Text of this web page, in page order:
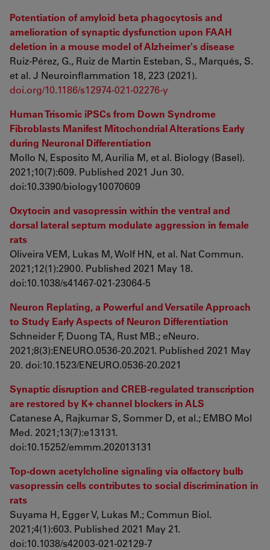
Potentiation of amyloid beta phagocytosis and
amelioration of synaptic dysfunction upon FAAH
deletion in a mouse model of Alzheimer's disease
Ruiz-Pérez, G., Ruiz de Martín Esteban, S., Marqués, S.
et al. J Neuroinflammation 18, 223 (2021).
doi.org/10.1186/s12974-021-02276-y
Human Trisomic iPSCs from Down Syndrome
Fibroblasts Manifest Mitochondrial Alterations Early
during Neuronal Differentiation
Mollo N, Esposito M, Aurilia M, et al. Biology (Basel).
2021;10(7):609. Published 2021 Jun 30.
doi:10.3390/biology10070609
Oxytocin and vasopressin within the ventral and
dorsal lateral septum modulate aggression in female
rats
Oliveira VEM, Lukas M, Wolf HN, et al. Nat Commun.
2021;12(1):2900. Published 2021 May 18.
doi:10.1038/s41467-021-23064-5
Neuron Replating, a Powerful and Versatile Approach
to Study Early Aspects of Neuron Differentiation
Schneider F, Duong TA, Rust MB.; eNeuro.
2021;8(3):ENEURO.0536-20.2021. Published 2021 May
20. doi:10.1523/ENEURO.0536-20.2021
Synaptic disruption and CREB-regulated transcription
are restored by K+ channel blockers in ALS
Catanese A, Rajkumar S, Sommer D, et al.; EMBO Mol
Med. 2021;13(7):e13131.
doi:10.15252/emmm.202013131
Top-down acetylcholine signaling via olfactory bulb
vasopressin cells contributes to social discrimination in
rats
Suyama H, Egger V, Lukas M.; Commun Biol.
2021;4(1):603. Published 2021 May 21.
doi:10.1038/s42003-021-02129-7